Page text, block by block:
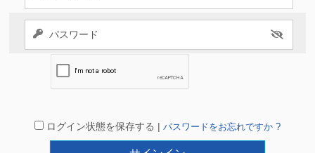
ログイン状態を保存する | パスワードをお忘れですか ?